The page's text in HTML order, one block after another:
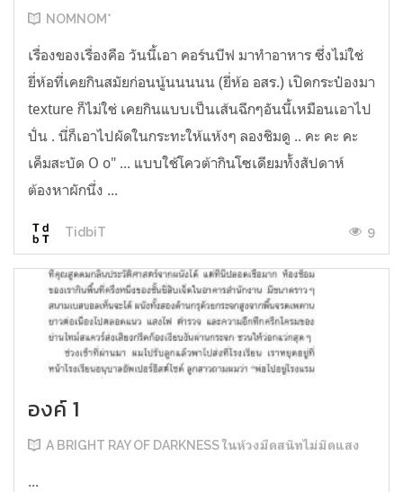
NOMNOM*
เรื่องของเรื่องคือ วันนี้เอา คอร์นบีฟ มาทำอาหาร ซึ่งไม่ใช่
ยี่ห้อที่เคยกินสมัยก่อนนู้นนนนน (ยี่ห้อ อสร.) เปิดกระป๋องมา
texture ก็ไม่ใช่ เคยกินแบบเป็นเส้นฉีกๆอันนี้เหมือนเอาไป
ปั่น . นี่ก็เอาไปผัดในกระทะให้แห้งๆ ลองชิมดู .. คะ คะ คะ
เค็มสะบัด O o" ... แบบใช้โควต้ากินโซเดียมทั้งสัปดาห์
ต้องหาผักนึ่ง ...
TidbiT 9
องค์ 1
A BRIGHT RAY OF DARKNESS ในห้วงมืดสนิทไม่มิดแสง
...